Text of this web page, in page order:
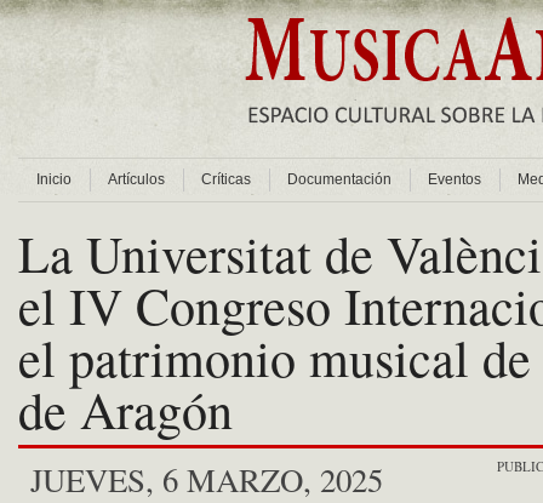
Inicio Artículos Críticas Documentación Eventos
La Universitat de
el IV Congreso
el patrimonio musical
de Aragón
JUEVES, 6 MARZO, 2025